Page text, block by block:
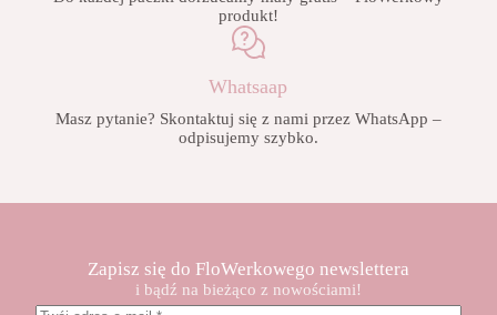
produkt!
Whatsaap
Masz pytanie? Skontaktuj się z nami przez WhatsApp –
odpisujemy szybko.
Zapisz się do FloWerkowego newslettera
i bądź na bieżąco z nowościami!